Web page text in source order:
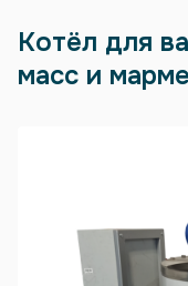
Котёл для
масс и